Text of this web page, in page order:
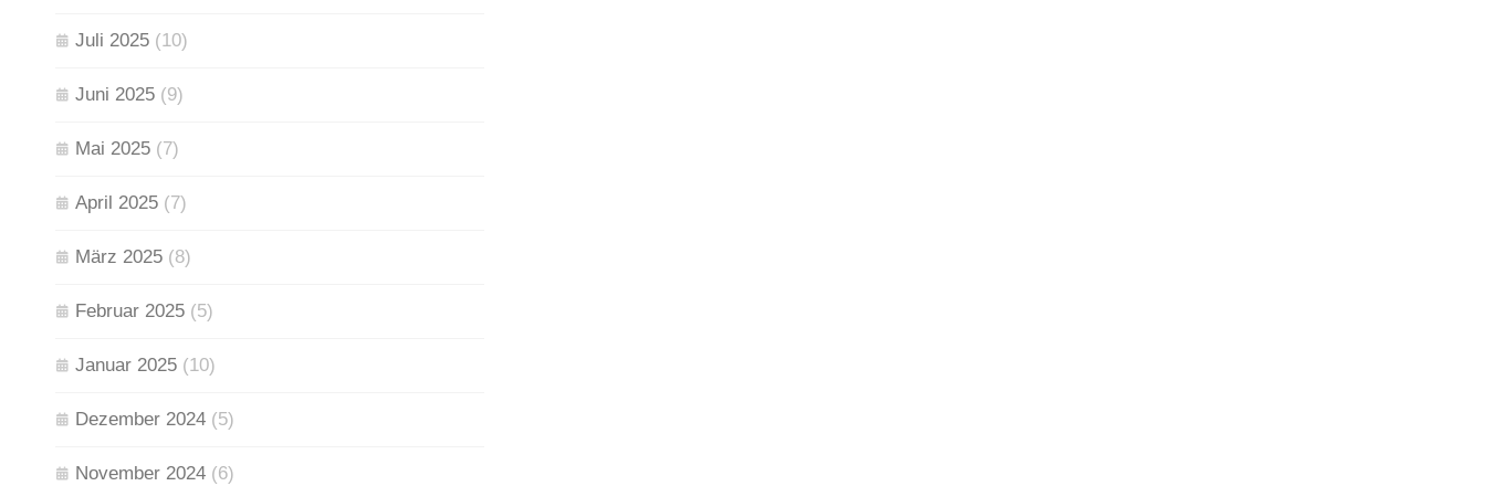
Juli 2025 (10)
Juni 2025 (9)
Mai 2025 (7)
April 2025 (7)
März 2025 (8)
Februar 2025 (5)
Januar 2025 (10)
Dezember 2024 (5)
November 2024 (6)